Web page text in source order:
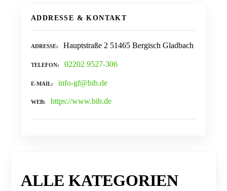
ADDRESSE & KONTAKT
ADRESSE Hauptstraße 2 51465 Bergisch Gladbach
TELEFON 02202 9527-306
E-MAIL info-gf@bib.de
WEB https://www.bib.de
ALLE KATEGORIEN